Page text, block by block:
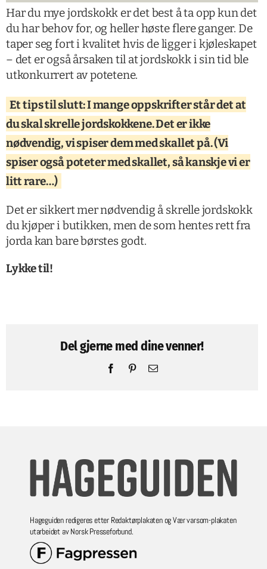
Har du mye jordskokk er det best å ta opp kun det
du har behov for, og heller høste flere ganger. De
taper seg fort i kvalitet hvis de ligger i kjøleskapet
– det er også årsaken til at jordskokk i sin tid ble
utkonkurrert av potetene.
Et tips til slutt: I mange oppskrifter står det at
du skal skrelle jordskokkene. Det er ikke
nødvendig, vi spiser dem med skallet på. (Vi
spiser også poteter med skallet, så kanskje vi er
litt rare…)
Det er sikkert mer nødvendig å skrelle jordskokk
du kjøper i butikken, men de som hentes rett fra
jorda kan bare børstes godt.
Lykke til!
Del gjerne med dine venner!
Facebook
PinterestEmail
Hageguiden redigeres etter Redaktørplakaten og Vær varsom-plakaten
utarbeidet av Norsk Presseforbund.